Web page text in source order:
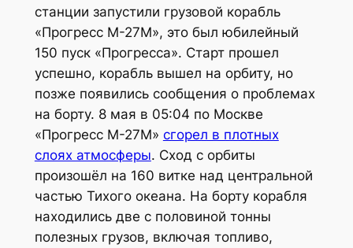
станции запустили грузовой корабль
«Прогресс М-27М», это был юбилейный
150 пуск «Прогресса». Старт прошел
успешно, корабль вышел на орбиту, но
позже появились сообщения о проблемах
на борту. 8 мая в 05:04 по Москве
«Прогресс М-27М» сгорел в плотных
слоях атмосферы. Сход с орбиты
произошёл на 160 витке над центральной
частью Тихого океана. На борту корабля
находились две с половиной тонны
полезных грузов, включая топливо,